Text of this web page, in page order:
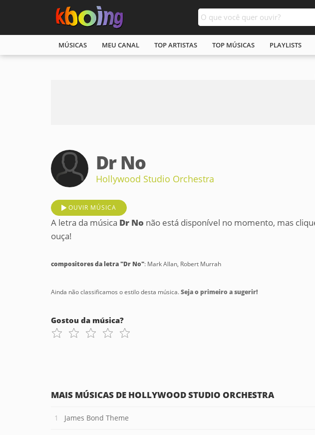
MÚSICAS MEU CANAL TOP ARTISTAS TOP MÚSICAS PLAYLISTS
Dr No
Hollywood Studio Orchestra
OUVIR MÚSICA
A letra da música Dr No não está disponível no momento, mas
ouça!
compositores da letra "Dr No": Mark Allan, Robert Murrah
Ainda não classificamos o estilo desta música.Seja o primeiro a sugerir!
Gostou da música?
MAIS MÚSICAS DE HOLLYWOOD STUDIO ORCHESTRA
James Bond Theme